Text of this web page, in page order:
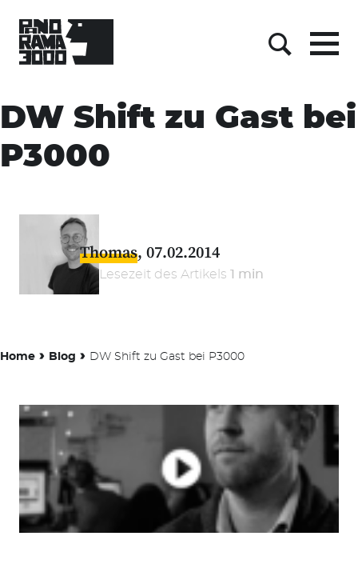
content
Menu
DW Shift zu Gast bei
P3000
Thomas 07.02.2014
Lesezeit des Artikels 1 min
Home › Blog › DW Shift zu Gast bei P3000